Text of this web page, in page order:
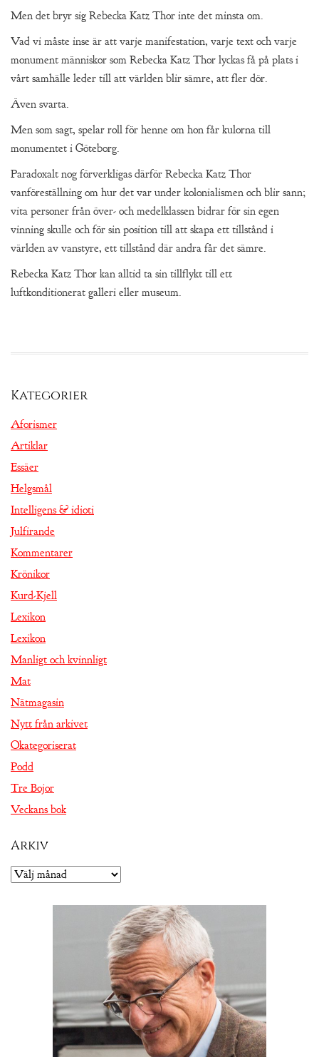
Men det bryr sig Rebecka Katz Thor inte det minsta om.
Vad vi måste inse är att varje manifestation, varje text och varje
monument människor som Rebecka Katz Thor lyckas få på plats i
vårt samhälle leder till att världen blir sämre, att fler dör.
Även svarta.
Men som sagt, spelar roll för henne om hon får kulorna till
monumentet i Göteborg.
Paradoxalt nog förverkligas därför Rebecka Katz Thor
vanföreställning om hur det var under kolonialismen och blir sann;
vita personer från över- och medelklassen bidrar för sin egen
vinning skulle och för sin position till att skapa ett tillstånd i
världen av vanstyre, ett tillstånd där andra får det sämre.
Rebecka Katz Thor kan alltid ta sin tillflykt till ett
luftkonditionerat galleri eller museum.
Kategorier
Aforismer
Artiklar
Essäer
Helgsmål
Intelligens & idioti
Julfirande
Kommentarer
Krönikor
Kurd-Kjell
Lexikon
Lexikon
Manligt och kvinnligt
Mat
Nätmagasin
Nytt från arkivet
Okategoriserat
Podd
Tre Bojor
Veckans bok
Arkiv
Arkiv